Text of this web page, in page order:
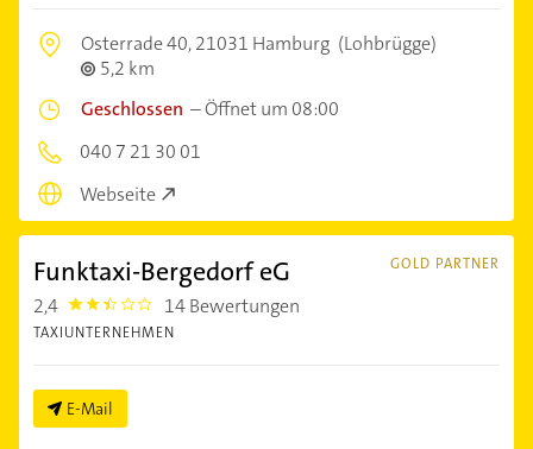
Osterrade 40,21031 Hamburg (Lohbrügge)
5,2 km
Geschlossen –Öffnet um 08:00
040 7 21 30 01
Webseite
GOLD PARTNER
Funktaxi-Bergedorf eG
2,4 2.4 14 Bewertungen
TAXIUNTERNEHMEN
E-Mail